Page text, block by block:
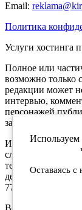
Email:
Политика
Услуги хостинга
Полное или
возможно только
редакции может
интервью,
персонажей
за текст
Интернет-портал
службе по
технологий и
декабря 2019
77189.
Возрастное
Используем
Оставаясь с